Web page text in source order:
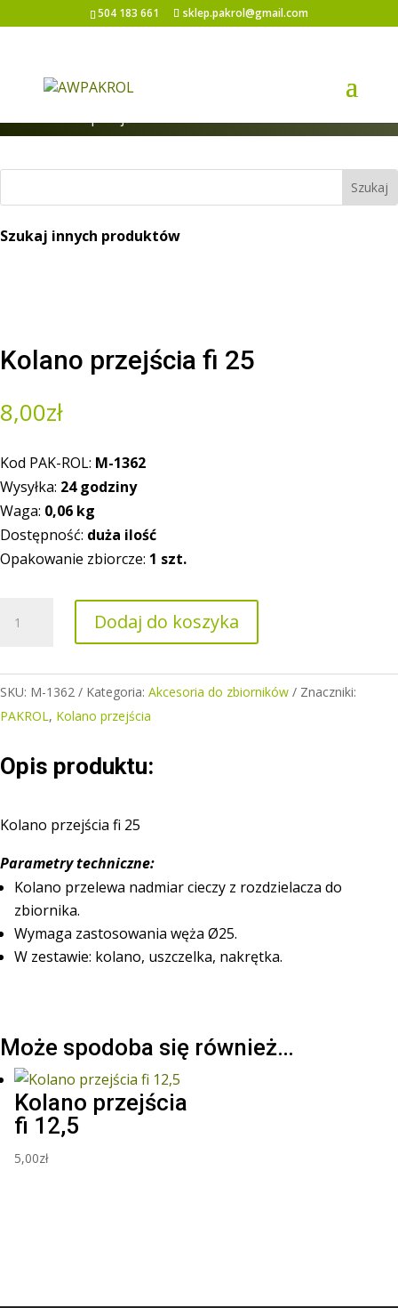
504 183 661 sklep.pakrol@gmail.com
Strona główna
Kolano przejścia fi 25
Szukaj innych produktów
Kolano przejścia fi 25
8,00zł
Kod PAK-ROL: M-1362
Wysyłka: 24 godziny
Waga: 0,06 kg
Dostępność: duża ilość
Opakowanie zbiorcze: 1 szt.
Kolano
fi
Dodaj do koszyka
SKU: M-1362 Kategoria: Akcesoria do zbiorników
Znaczniki:
PAKROL, Kolano przejścia
Opis produktu:
Kolano przejścia fi 25
Parametry techniczne:
Kolano przelewa nadmiar cieczy z rozdzielacza do
zbiornika.
Wymaga zastosowania węża Ø25.
W zestawie: kolano, uszczelka, nakrętka.
Może spodoba się również…
Kolano przejścia
fi 12,5
5,00zł